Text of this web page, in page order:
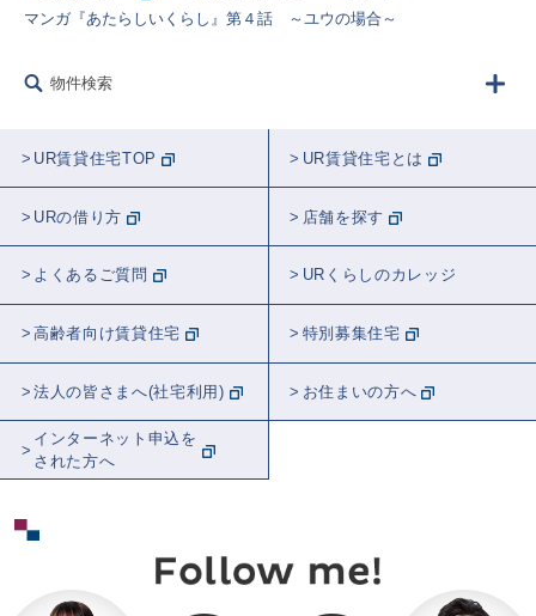
マンガ『あたらしいくらし』第４話 ～ユウの場合～
物件検索
UR賃貸住宅TOP UR賃貸住宅とは
URの借り方 店舗を探す
よくあるご質問 URくらしのカレッジ
高齢者向け賃貸住宅 特別募集住宅
法人の皆さまへ(社宅利用) お住まいの方へ
インターネット申込を
された方へ